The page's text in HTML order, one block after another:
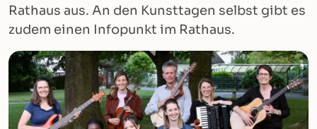
Rathaus aus. An den Kunsttagen selbst gibt es
zudem einen Infopunkt im Rathaus.